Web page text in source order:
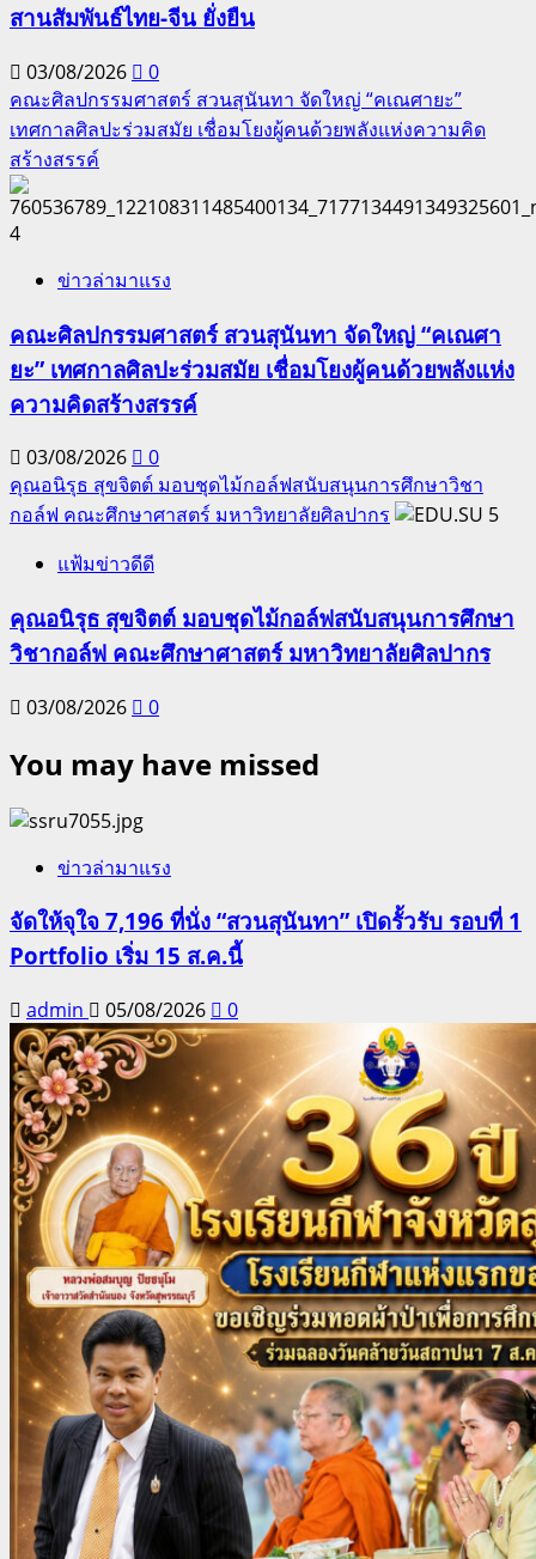
สานสัมพันธ์ไทย-จีน ยั่งยืน
03/08/2026
0
คณะศิลปกรรมศาสตร์ สวนสุนันทา จัดใหญ่ “คเณศายะ”
เทศกาลศิลปะร่วมสมัย เชื่อมโยงผู้คนด้วยพลังแห่งความคิด
สร้างสรรค์
4
ข่าวล่ามาแรง
คณะศิลปกรรมศาสตร์ สวนสุนันทา จัดใหญ่ “คเณศา
ยะ” เทศกาลศิลปะร่วมสมัย เชื่อมโยงผู้คนด้วยพลังแห่ง
ความคิดสร้างสรรค์
03/08/2026
0
คุณอนิรุธ สุขจิตต์ มอบชุดไม้กอล์ฟสนับสนุนการศึกษาวิชา
กอล์ฟ คณะศึกษาศาสตร์ มหาวิทยาลัยศิลปากร
5
แฟ้มข่าวดีดี
คุณอนิรุธ สุขจิตต์ มอบชุดไม้กอล์ฟสนับสนุนการศึกษา
วิชากอล์ฟ คณะศึกษาศาสตร์ มหาวิทยาลัยศิลปากร
03/08/2026 0
You may have missed
ข่าวล่ามาแรง
จัดให้จุใจ 7,196 ที่นั่ง “สวนสุนันทา” เปิดรั้วรับ รอบที่ 1
Portfolio เริ่ม 15 ส.ค.นี้
admin 05/08/2026 0